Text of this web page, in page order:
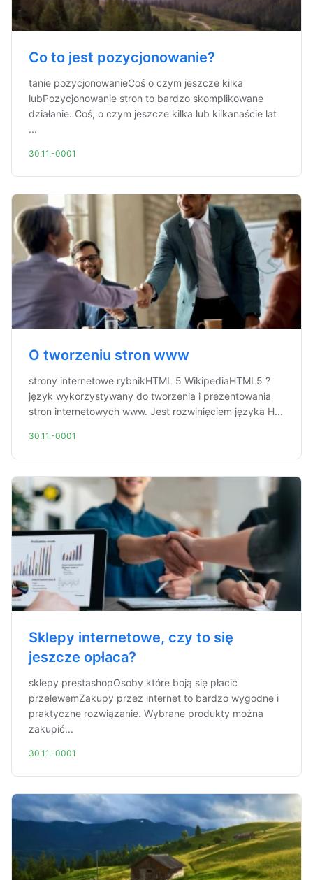
Co to jest pozycjonowanie?
tanie pozycjonowanieCoś o czym jeszcze kilka
lubPozycjonowanie stron to bardzo skomplikowane
działanie. Coś, o czym jeszcze kilka lub kilkanaście lat
...
30.11.-0001
O tworzeniu stron www
strony internetowe rybnikHTML 5 WikipediaHTML5 ?
język wykorzystywany do tworzenia i prezentowania
stron internetowych www. Jest rozwinięciem języka H...
30.11.-0001
Sklepy internetowe, czy to się
jeszcze opłaca?
sklepy prestashopOsoby które boją się płacić
przelewemZakupy przez internet to bardzo wygodne i
praktyczne rozwiązanie. Wybrane produkty można
zakupić...
30.11.-0001